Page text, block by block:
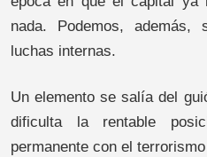
nada. Podemos, además,
luchas internas.
Un elemento se salía del
dificulta la rentable
permanente con el